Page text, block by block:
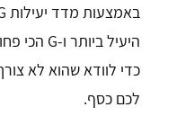
כדי לוודא שהוא לא
לכם כסף.